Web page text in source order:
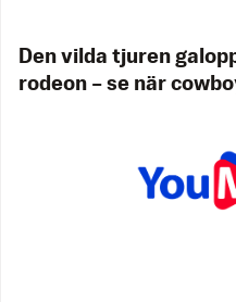
Den vilda tjuren
rodeon – se när